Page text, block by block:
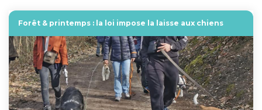
Forêt & printemps : la loi impose la laisse aux chiens